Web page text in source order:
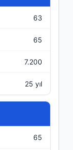
63
65
7.200
25 yıl
65